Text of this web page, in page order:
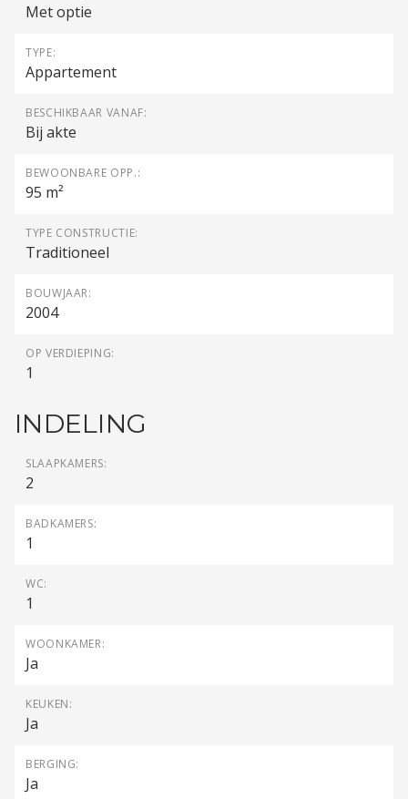
Met optie
TYPE:
Appartement
BESCHIKBAAR VANAF:
Bij akte
BEWOONBARE OPP.:
95 m²
TYPE CONSTRUCTIE:
Traditioneel
BOUWJAAR:
2004
OP VERDIEPING:
1
INDELING
SLAAPKAMERS:
2
BADKAMERS:
1
WC:
1
WOONKAMER:
Ja
KEUKEN:
Ja
BERGING:
Ja